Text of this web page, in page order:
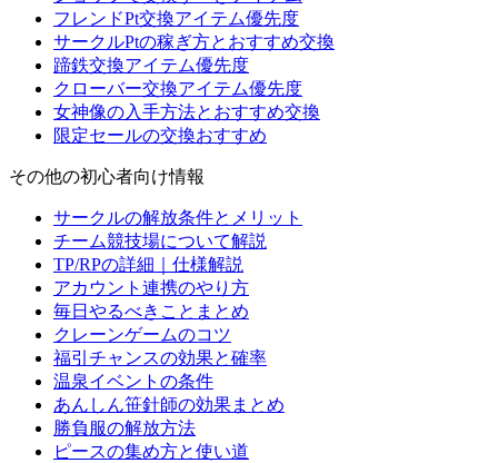
フレンドPt交換アイテム優先度
サークルPtの稼ぎ方とおすすめ交換
蹄鉄交換アイテム優先度
クローバー交換アイテム優先度
女神像の入手方法とおすすめ交換
限定セールの交換おすすめ
その他の初心者向け情報
サークルの解放条件とメリット
チーム競技場について解説
TP/RPの詳細｜仕様解説
アカウント連携のやり方
毎日やるべきことまとめ
クレーンゲームのコツ
福引チャンスの効果と確率
温泉イベントの条件
あんしん笹針師の効果まとめ
勝負服の解放方法
ピースの集め方と使い道